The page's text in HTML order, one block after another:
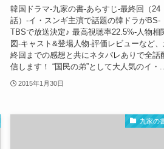
韓国ドラマ-九家の書-あらすじ-最終回（24
話）-イ・スンギ主演で話題の韓ドラがBS-
TBSで放送決定♪ 最高視聴率22.5%-人物相
図-キャスト&登場人物-評価レビューなど
終回までの感想と共にネタバレありで全話
信します！ “国民の弟”として大人気のイ・...
2015年1月30日
九家の